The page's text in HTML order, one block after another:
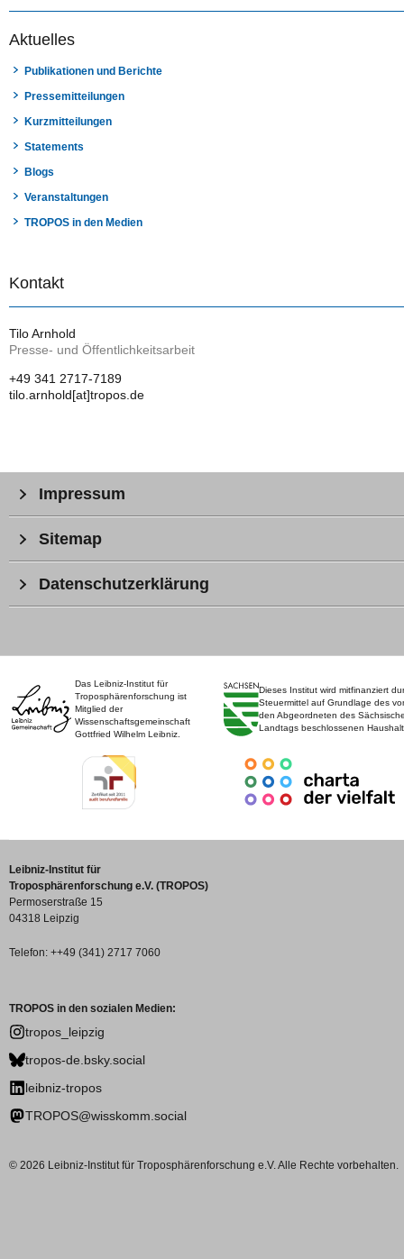
Aktuelles
Publikationen und Berichte
Pressemitteilungen
Kurzmitteilungen
Statements
Blogs
Veranstaltungen
TROPOS in den Medien
Kontakt
Tilo Arnhold
Presse- und Öffentlichkeitsarbeit
+49 341 2717-7189
tilo.arnhold[at]tropos.de
Das Leibniz-Institut für
Troposphärenforschung ist
Mitglied der
Wissenschaftsgemeinschaft
Gottfried Wilhelm Leibniz.
Dieses Institut wird mitfinanziert
Steuermittel auf Grundlage des
den Abgeordneten des
Landtags beschlossenen
Impressum
Sitemap
Datenschutzerklärung
Leibniz-Institut für
Troposphärenforschung e.V. (TROPOS)
Permoserstraße 15
04318 Leipzig
Telefon: ++49 (341) 2717 7060
TROPOS in den sozialen Medien:
tropos_leipzig
tropos-de.bsky.social
leibniz-tropos
TROPOS@wisskomm.social
© 2026 Leibniz-Institut für Troposphärenforschung e.V. Alle Rechte vorbehalten.